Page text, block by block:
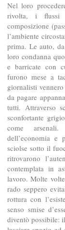
Nel loro
rivolta, i flussi
composizione
l’ambiente
prima. Le auto,
loro condanna
e barricate con
furono mese a
giornalisti
da pagare
tutti. Attraverso
sconfortante
come arsenali.
dell’economia e
sciolse sotto il
ritrovarono
contemplata in
lavoro. Molte
rado seppero
rottura con
senso smise
diventò possibile: